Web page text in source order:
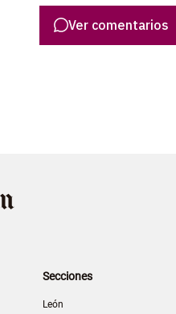
Ver comentarios
Secciones
León